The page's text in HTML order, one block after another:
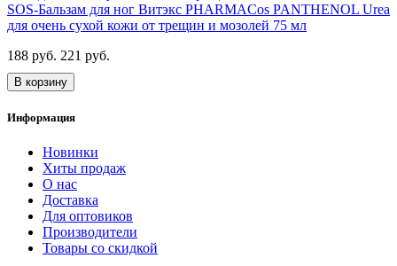
SOS-Бальзам для ног Витэкс PHARMACos PANTHENOL Urea
для очень сухой кожи от трещин и мозолей 75 мл
188 руб. 221 руб.
В корзину
Информация
Новинки
Хиты продаж
О нас
Доставка
Для оптовиков
Производители
Товары со скидкой